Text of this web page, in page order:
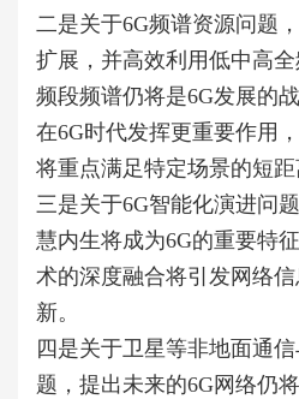
二是关于6G频谱资源问题
扩展，并高效利用低中高
频段频谱仍将是6G发展的
在6G时代发挥更重要作用
将重点满足特定场景的短距
三是关于6G智能化演进问
慧内生将成为6G的重要特
术的深度融合将引发网络
新。
四是关于卫星等非地面通
题，提出未来的6G网络仍